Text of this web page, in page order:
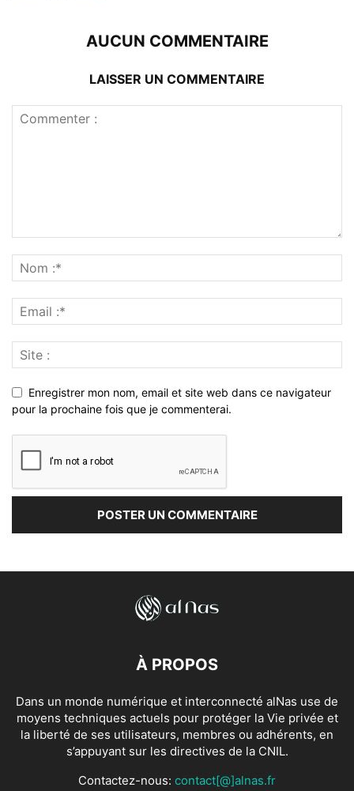
AUCUN COMMENTAIRE
LAISSER UN COMMENTAIRE
Enregistrer mon nom, email et site web dans ce navigateur
pour la prochaine fois que je commenterai.
À PROPOS
Dans un monde numérique et interconnecté alNas use de
moyens techniques actuels pour protéger la Vie privée et
la liberté de ses utilisateurs, membres ou adhérents, en
s’appuyant sur les directives de la CNIL.
Contactez-nous: contact[@]alnas.fr